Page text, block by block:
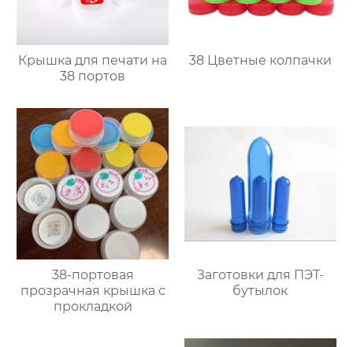
Крышка для печати на
38 портов
38 Цветные колпачки
38-портовая
прозрачная крышка с
прокладкой
Заготовки для ПЭТ-
бутылок